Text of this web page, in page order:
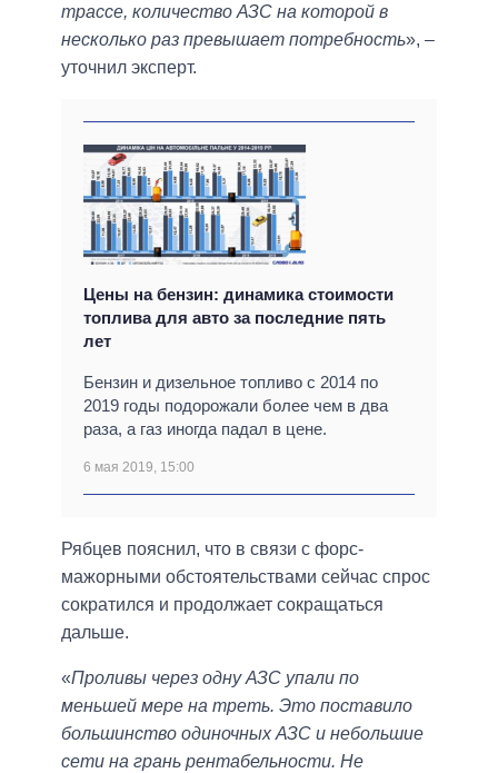
трассе, количество АЗС на которой в
несколько раз превышает потребность», –
уточнил эксперт.
Цены на бензин: динамика стоимости
топлива для авто за последние пять
лет
Бензин и дизельное топливо с 2014 по
2019 годы подорожали более чем в два
раза, а газ иногда падал в цене.
6 мая 2019, 15:00
Рябцев пояснил, что в связи с форс-
мажорными обстоятельствами сейчас спрос
сократился и продолжает сокращаться
дальше.
«Проливы через одну АЗС упали по
меньшей мере на треть. Это поставило
большинство одиночных АЗС и небольшие
сети на грань рентабельности. Не